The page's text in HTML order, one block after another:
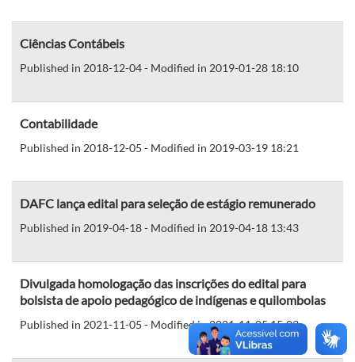
Ciências Contábeis
Published in 2018-12-04 - Modified in 2019-01-28 18:10
Contabilidade
Published in 2018-12-05 - Modified in 2019-03-19 18:21
DAFC lança edital para seleção de estágio remunerado
Published in 2019-04-18 - Modified in 2019-04-18 13:43
Divulgada homologação das inscrições do edital para
bolsista de apoio pedagógico de indígenas e quilombolas
Published in 2021-11-05 - Modified in 2021-11-05 15:03